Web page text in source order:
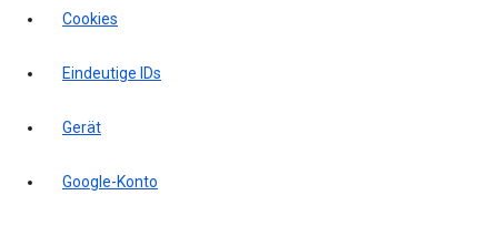
Cookies
Eindeutige IDs
Gerät
Google-Konto